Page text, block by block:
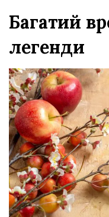
Багатий
легенди